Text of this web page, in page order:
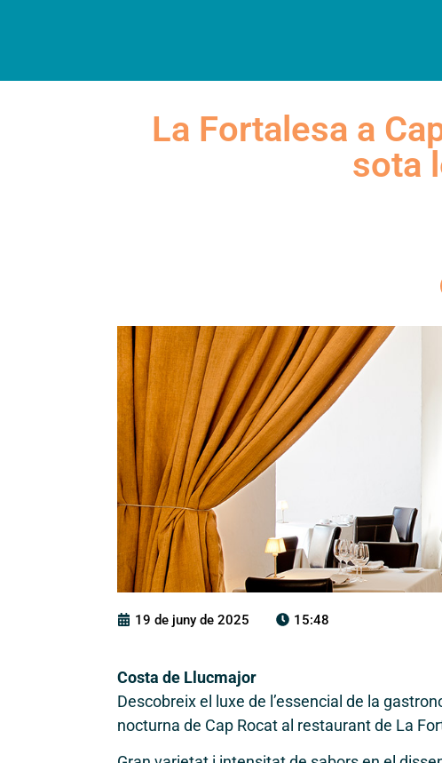
La Fortalesa a
sota
19 de juny de 2025 15:48
Costa de Llucmajor
Descobreix el luxe de l’essencial de la
nocturna de Cap Rocat al restaurant de La